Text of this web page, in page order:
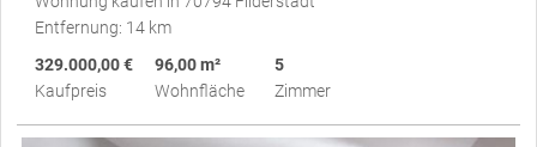
Entfernung: 14 km
329.000,00 €
Kaufpreis
96,00 m²
Wohnfläche
5
Zimmer